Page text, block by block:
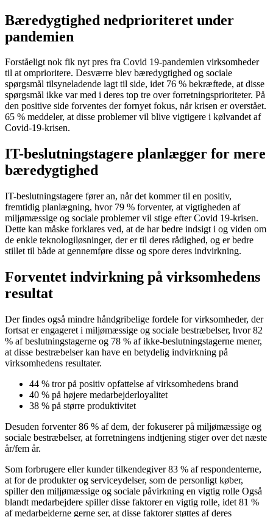
Bæredygtighed nedprioriteret under
pandemien
Forståeligt nok fik nyt pres fra Covid 19-pandemien virksomheder
til at omprioritere. Desværre blev bæredygtighed og sociale
spørgsmål tilsyneladende lagt til side, idet 76 % bekræftede, at disse
spørgsmål ikke var med i deres top tre over forretningsprioriteter. På
den positive side forventes der fornyet fokus, når krisen er overstået.
65 % meddeler, at disse problemer vil blive vigtigere i kølvandet af
Covid-19-krisen.
IT-beslutningstagere planlægger for mere
bæredygtighed
IT-beslutningstagere fører an, når det kommer til en positiv,
fremtidig planlægning, hvor 79 % forventer, at vigtigheden af
miljømæssige og sociale problemer vil stige efter Covid 19-krisen.
Dette kan måske forklares ved, at de har bedre indsigt i og viden om
de enkle teknologiløsninger, der er til deres rådighed, og er bedre
stillet til både at gennemføre disse og spore deres indvirkning.
Forventet indvirkning på virksomhedens
resultat
Der findes også mindre håndgribelige fordele for virksomheder, der
fortsat er engageret i miljømæssige og sociale bestræbelser, hvor 82
% af beslutningstagerne og 78 % af ikke-beslutningstagerne mener,
at disse bestræbelser kan have en betydelig indvirkning på
virksomhedens resultater.
44 % tror på positiv opfattelse af virksomhedens brand
40 % på højere medarbejderloyalitet
38 % på større produktivitet
Desuden forventer 86 % af dem, der fokuserer på miljømæssige og
sociale bestræbelser, at forretningens indtjening stiger over det næste
år/fem år.
Som forbrugere eller kunder tilkendegiver 83 % af respondenterne,
at for de produkter og serviceydelser, som de personligt køber,
spiller den miljømæssige og sociale påvirkning en vigtig rolle Også
blandt medarbejdere spiller disse faktorer en vigtig rolle, idet 81 %
af medarbejderne gerne ser, at disse faktorer støttes af deres